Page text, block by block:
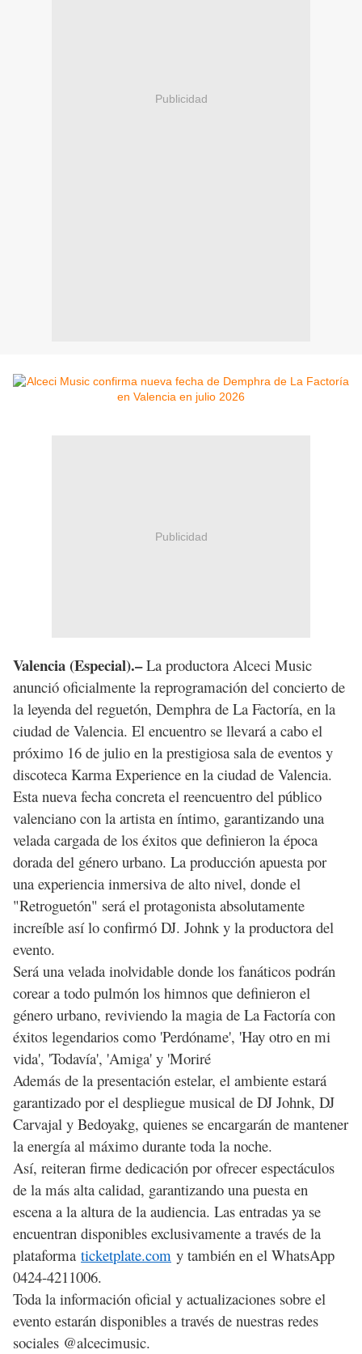
Publicidad
Publicidad
Valencia (Especial).–La productora Alceci Music
anunció oficialmente la reprogramación del concierto de
la leyenda del reguetón, Demphra de La Factoría, en la
ciudad de Valencia. El encuentro se llevará a cabo el
próximo 16 de julio en la prestigiosa sala de eventos y
discoteca Karma Experience en la ciudad de Valencia.
Esta nueva fecha concreta el reencuentro del público
valenciano con la artista en íntimo, garantizando una
velada cargada de los éxitos que definieron la época
dorada del género urbano. La producción apuesta por
una experiencia inmersiva de alto nivel, donde el
"Retroguetón" será el protagonista absolutamente
increíble así lo confirmó DJ. Johnk y la productora del
evento.
Será una velada inolvidable donde los fanáticos podrán
corear a todo pulmón los himnos que definieron el
género urbano, reviviendo la magia de La Factoría con
éxitos legendarios como 'Perdóname', 'Hay otro en mi
vida', 'Todavía', 'Amiga' y 'Moriré
Además de la presentación estelar, el ambiente estará
garantizado por el despliegue musical de DJ Johnk, DJ
Carvajal y Bedoyakg, quienes se encargarán de mantener
la energía al máximo durante toda la noche.
Así, reiteran firme dedicación por ofrecer espectáculos
de la más alta calidad, garantizando una puesta en
escena a la altura de la audiencia. Las entradas ya se
encuentran disponibles exclusivamente a través de la
plataforma ticketplate.com y también en el WhatsApp
0424-4211006.
Toda la información oficial y actualizaciones sobre el
evento estarán disponibles a través de nuestras redes
sociales @alcecimusic.